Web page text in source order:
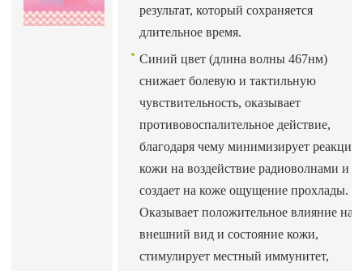
результат, который сохраняется
длительное время.
Синий цвет (длина волны 467нм)
снижает болевую и тактильную
чувствительность, оказывает
противовоспалительное действие,
благодаря чему минимизирует реакцию
кожи на воздействие радиоволнами и
создает на коже ощущение прохлады.
Оказывает положительное влияние на
внешний вид и состояние кожи,
стимулирует местный иммунитет,